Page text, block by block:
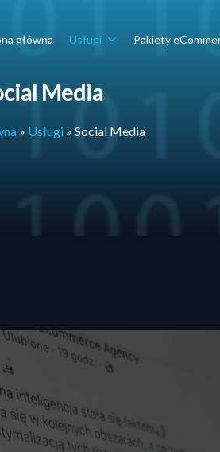
główna Usługi Pakiety
Media
» Usługi » Social Media